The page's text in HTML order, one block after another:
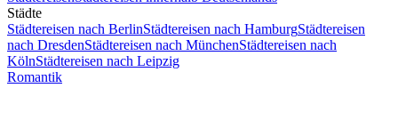
Städte
Städtereisen nach BerlinStädtereisen nach HamburgStädtereisen
nach DresdenStädtereisen nach MünchenStädtereisen nach
KölnStädtereisen nach Leipzig
Romantik